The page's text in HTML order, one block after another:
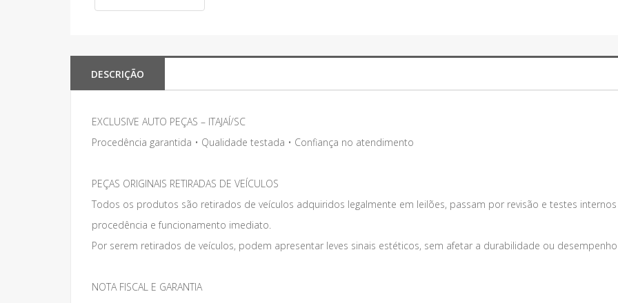
DESCRIÇÃO
EXCLUSIVE AUTO PEÇAS – ITAJAÍ/SC
Procedência garantida • Qualidade testada • Confiança no atendimento
PEÇAS ORIGINAIS RETIRADAS DE VEÍCULOS
Todos os produtos são retirados de veículos adquiridos legalmente em leilões, passam por revisão e testes
procedência e funcionamento imediato.
Por serem retirados de veículos, podem apresentar leves sinais estéticos, sem afetar a durabilidade ou
NOTA FISCAL E GARANTIA